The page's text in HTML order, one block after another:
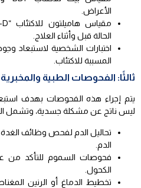
الأعراض.
الحالة قبل وأثناء العلاج.
اختبارات الشخصية لاستبعاد
المسببة للاكتئاب.
ثالثًا: الفحوصات الطبية والمخبرية
يتم إجراء هذه الفحوصات بهدف
ليس ناتج عن مشكلة جسدية، وتشمل
الدم.
فحوصات السموم للتأكد من
الكحول.
تخطيط الدماغ أو الرنين